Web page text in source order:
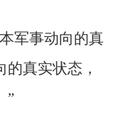
军事动向的真
真实状态，
”